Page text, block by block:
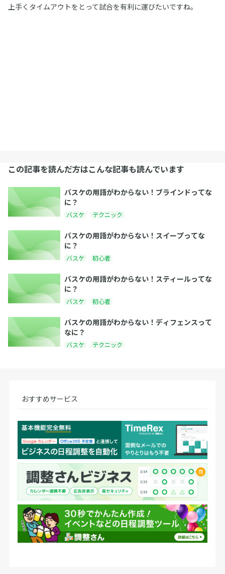
上手くタイムアウトをとって試合を有利に運びたいですね。
この記事を読んだ方はこんな記事も読んでいます
バスケの用語がわからない！ブラインドってな
に？
バスケ テクニック
バスケの用語がわからない！スイープってな
に？
バスケ 初心者
バスケの用語がわからない！スティールってな
に？
バスケ 初心者
バスケの用語がわからない！ディフェンスって
なに？
バスケ テクニック
おすすめサービス